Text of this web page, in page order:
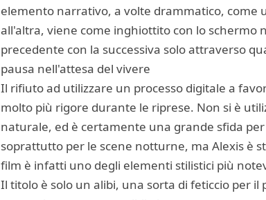
elemento narrativo, a volte drammatico, come
all'altra, viene come inghiottito con lo schermo
precedente con la successiva solo attraverso
pausa nell'attesa del vivere
Il rifiuto ad utilizzare un processo digitale a
molto più rigore durante le riprese. Non si è
naturale, ed è certamente una grande sfida
soprattutto per le scene notturne, ma Alexis è
film è infatti uno degli elementi stilistici più
Il titolo è solo un alibi, una sorta di feticcio per